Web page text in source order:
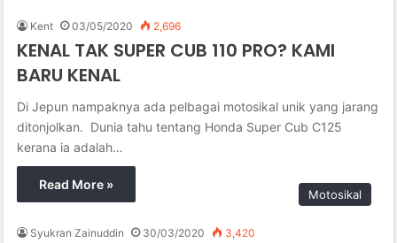
Kent 03/05/2020 2,696
KENAL TAK SUPER CUB 110 PRO? KAMI
BARU KENAL
Di Jepun nampaknya ada pelbagai motosikal unik yang jarang
ditonjolkan. Dunia tahu tentang Honda Super Cub C125
kerana ia adalah…
Read More »
Motosikal
Syukran Zainuddin 30/03/2020 3,420